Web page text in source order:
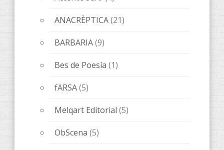
ANACRÈPTICA(21)
BARBARIA(9)
Bes de Poesía (1)
fARSA(5)
Melqart Editorial (5)
ObScena (5)